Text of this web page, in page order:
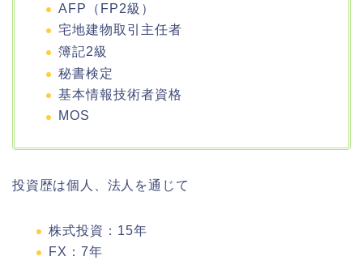
AFP（FP2級）
宅地建物取引主任者
簿記2級
秘書検定
基本情報技術者資格
MOS
投資歴は個人、法人を通じて
株式投資：15年
FX：7年